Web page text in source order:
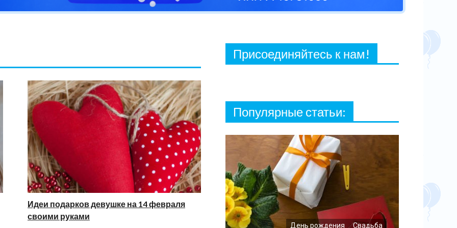
27 ФЕВРАЛЯ, 2021
Идеи подарков девушке на 14 февраля
своими руками
Присоединяйтесь к нам!
Популярные статьи:
День рождения Свадьба